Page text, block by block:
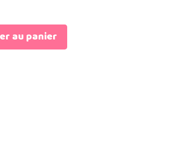
au panier